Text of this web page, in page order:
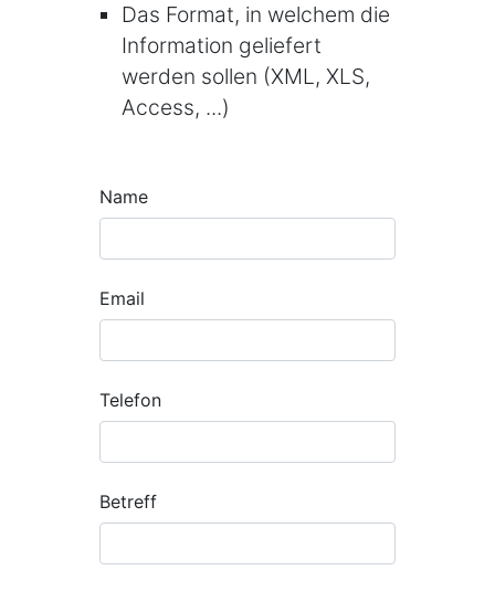
Das Format, in welchem die
Information geliefert
werden sollen (XML, XLS,
Access, ...)
Name
Email
Telefon
Betreff